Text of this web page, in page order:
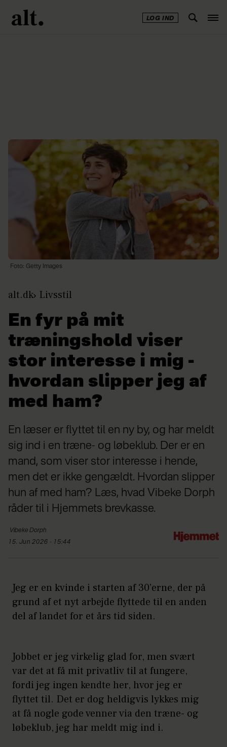
LOG IND
Foto: Getty Images
alt.dk Livsstil
En fyr på mit
træningshold viser
stor interesse i mig -
hvordan slipper jeg af
med ham?
En læser er flyttet til en ny by, og har meldt
sig ind i en træne- og løbeklub. Der er en
mand, som viser stor interesse i hende,
men det er ikke gengældt. Hvordan slipper
hun af med ham? Læs, hvad Vibeke Dorph
råder til i Hjemmets brevkasse.
Vibeke Dorph
15. Jun 2026 - 15:44
Jeg er en kvinde i starten af 30’erne, der på
grund af et nyt arbejde flyttede til en anden
del af landet for et års tid siden.
Jobbet er jeg virkelig glad for, men svært
var det at få mit privatliv til at fungere,
fordi jeg ingen kendte her, hvor jeg er
flyttet til. Det er dog heldigvis lykkes mig
at få nogle gode venner via den træne- og
løbeklub, jeg har meldt mig ind i.